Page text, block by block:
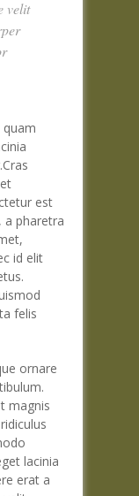
velit
quam
est
a pharetra
id elit
felis
ornare
magnis
lacinia
erat a